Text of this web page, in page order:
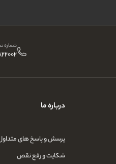
شماره
درباره ما
پرسش و پاسخ های
شکایت و رفع نقص